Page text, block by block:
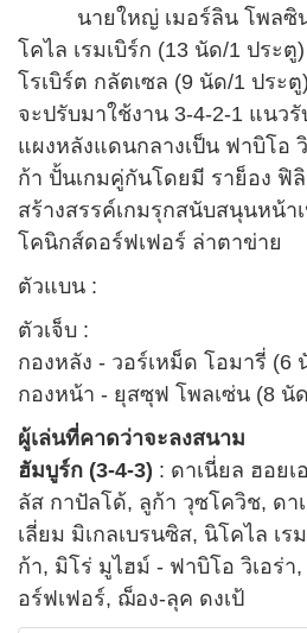
นายใหญ่ เมอร์ลิน โพลซิน
โคไล เรมเบิร์ก (13 นัด/1 ประ
โรเบิร์ต กลัตเซล (9 นัด/1 ประ
จะปรับมาใช้งาน 3-4-2-1 แนว
แผงหลังแดนกลางเป็น ฟาบิโอ
ก้า ปั้นเกมคู่กันโดยมี ราย็อง ฟิ
สร้างสรรค์เกมรุกสนับสนุนหน้า
โคนิกส์ดอร์ฟเฟอร์ ล่าตาข่าย
ตัวแบน :
ตัวเจ็บ :
กองหลัง - วอร์เหม็ด โอมารี่ (6
กองหน้า - ยุสซุฟ โพลเซ่น (8 นั
ผู้เล่นที่คาดว่าจะลงสนาม
ฮัมบูร์ก (3-4-3) : ดาเนี่ยล ฮอย
ลัส กาปัลโด้, ลูก้า วุซโควิช, ดา
เลี่ยม มิเกลเบรนซิส, นิโคไล เร
ก้า, มิโร่ มูไฮม์ - ฟาบิโอ วิเอร่
อร์ฟเฟอร์, ฌ็อง-ลุค ดงเป้